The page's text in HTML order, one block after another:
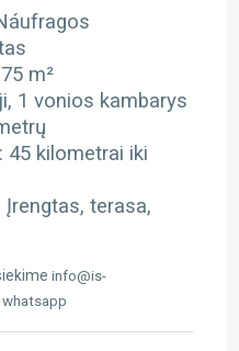
m²
1 vonios kambarys
kilometrai iki
terasa,
info@is-
whatsapp